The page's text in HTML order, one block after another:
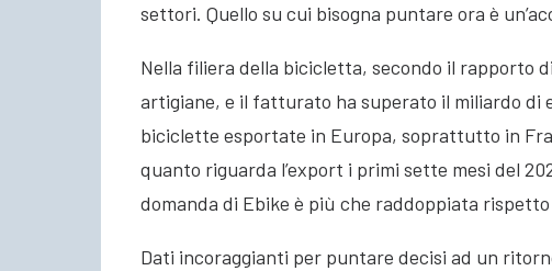
settori. Quello su cui bisogna puntare ora è
Nella filiera della bicicletta, secondo il rapporto
artigiane, e il fatturato ha superato il miliardo di
biciclette esportate in Europa, soprattutto in
quanto riguarda l’export i primi sette mesi del
domanda di Ebike è più che raddoppiata
Dati incoraggianti per puntare decisi ad un